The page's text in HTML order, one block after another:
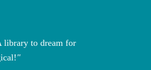
library to dream for